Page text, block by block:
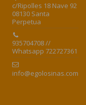
c/Ripolles 18 Nave 92
08130 Santa
Perpetua
935704708 //
Whatsapp 722727361
info@egolosinas.com